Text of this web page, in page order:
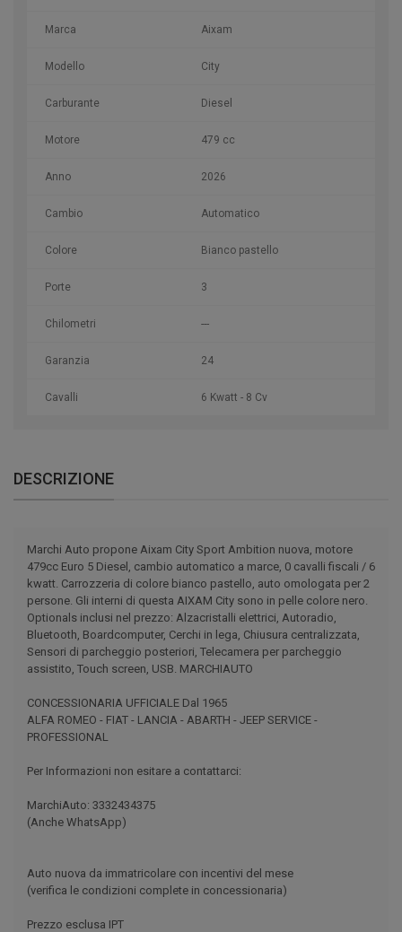
Marca Aixam
Modello City
Carburante Diesel
Motore 479 cc
Anno 2026
Cambio Automatico
Colore Bianco pastello
Porte 3
Chilometri ---
Garanzia 24
Cavalli 6 Kwatt - 8 Cv
DESCRIZIONE
Marchi Auto propone Aixam City Sport Ambition nuova, motore
479cc Euro 5 Diesel, cambio automatico a marce, 0 cavalli fiscali / 6
kwatt. Carrozzeria di colore bianco pastello, auto omologata per 2
persone. Gli interni di questa AIXAM City sono in pelle colore nero.
Optionals inclusi nel prezzo: Alzacristalli elettrici, Autoradio,
Bluetooth, Boardcomputer, Cerchi in lega, Chiusura centralizzata,
Sensori di parcheggio posteriori, Telecamera per parcheggio
assistito, Touch screen, USB. MARCHIAUTO
CONCESSIONARIA UFFICIALE Dal 1965
ALFA ROMEO - FIAT - LANCIA - ABARTH - JEEP SERVICE -
PROFESSIONAL
Per Informazioni non esitare a contattarci:
MarchiAuto: 3332434375
(Anche WhatsApp)
Auto nuova da immatricolare con incentivi del mese
(verifica le condizioni complete in concessionaria)
Prezzo esclusa IPT